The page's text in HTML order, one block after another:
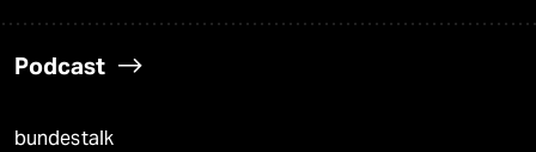
Podcast
bundestalk